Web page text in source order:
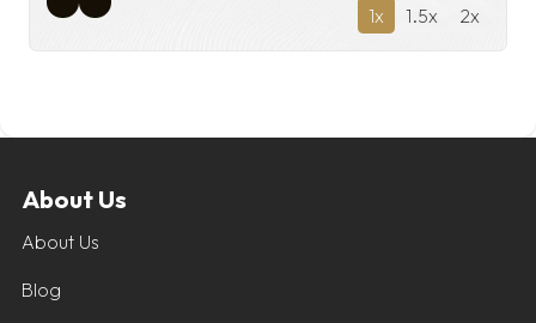
1x 1.5x 2x
About Us
About Us
Blog